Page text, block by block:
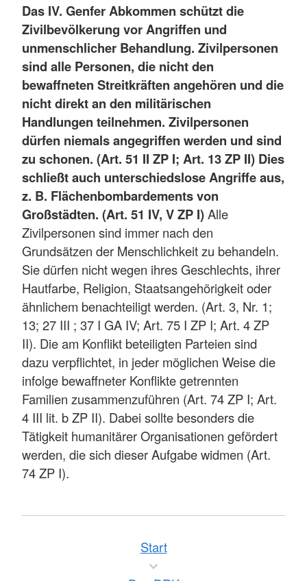
Das IV. Genfer Abkommen schützt die
Zivilbevölkerung vor Angriffen und
unmenschlicher Behandlung. Zivilpersonen
sind alle Personen, die nicht den
bewaffneten Streitkräften angehören und die
nicht direkt an den militärischen
Handlungen teilnehmen. Zivilpersonen
dürfen niemals angegriffen werden und sind
zu schonen. (Art. 51 II ZP I; Art. 13 ZP II) Dies
schließt auch unterschiedslose Angriffe aus,
z. B. Flächenbombardements von
Großstädten. (Art. 51 IV, V ZP I)Alle
Zivilpersonen sind immer nach den
Grundsätzen der Menschlichkeit zu behandeln.
Sie dürfen nicht wegen ihres Geschlechts, ihrer
Hautfarbe, Religion, Staatsangehörigkeit oder
ähnlichem benachteiligt werden. (Art. 3, Nr. 1;
13; 27 III ; 37 I GA IV; Art. 75 I ZP I; Art. 4 ZP
II). Die am Konflikt beteiligten Parteien sind
dazu verpflichtet, in jeder möglichen Weise die
infolge bewaffneter Konflikte getrennten
Familien zusammenzuführen (Art. 74 ZP I; Art.
4 III lit. b ZP II). Dabei sollte besonders die
Tätigkeit humanitärer Organisationen gefördert
werden, die sich dieser Aufgabe widmen (Art.
74 ZP I).
Start